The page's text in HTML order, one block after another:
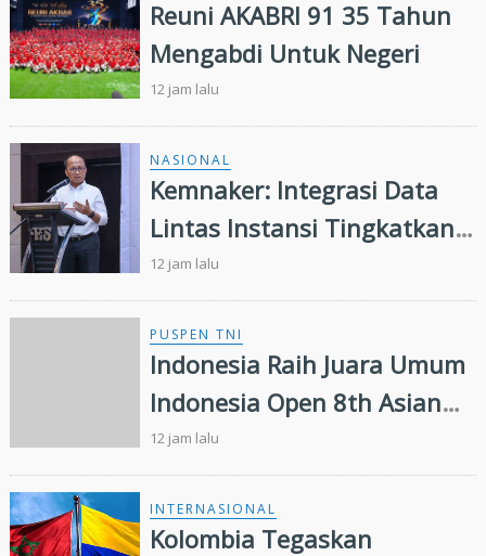
Reuni AKABRI 91 35 Tahun
Mengabdi Untuk Negeri
12 jam lalu
NASIONAL
Kemnaker: Integrasi Data
Lintas Instansi Tingkatkan
Kualitas Layanan
Ketenagakerjaan
12 jam lalu
PUSPEN TNI
Indonesia Raih Juara Umum
Indonesia Open 8th Asian
Taekwondo Indonesia Open
Championships 2026
12 jam lalu
INTERNASIONAL
Kolombia Tegaskan